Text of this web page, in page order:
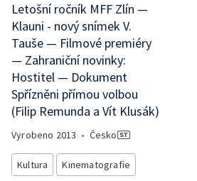
Letošní ročník MFF Zlín —
Klauni - nový snímek V.
Tauše — Filmové premiéry
— Zahraniční novinky:
Hostitel — Dokument
Spřízněni přímou volbou
(Filip Remunda a Vít Klusák)
Vyrobeno 2013 • Česko
Kultura Kinematografie